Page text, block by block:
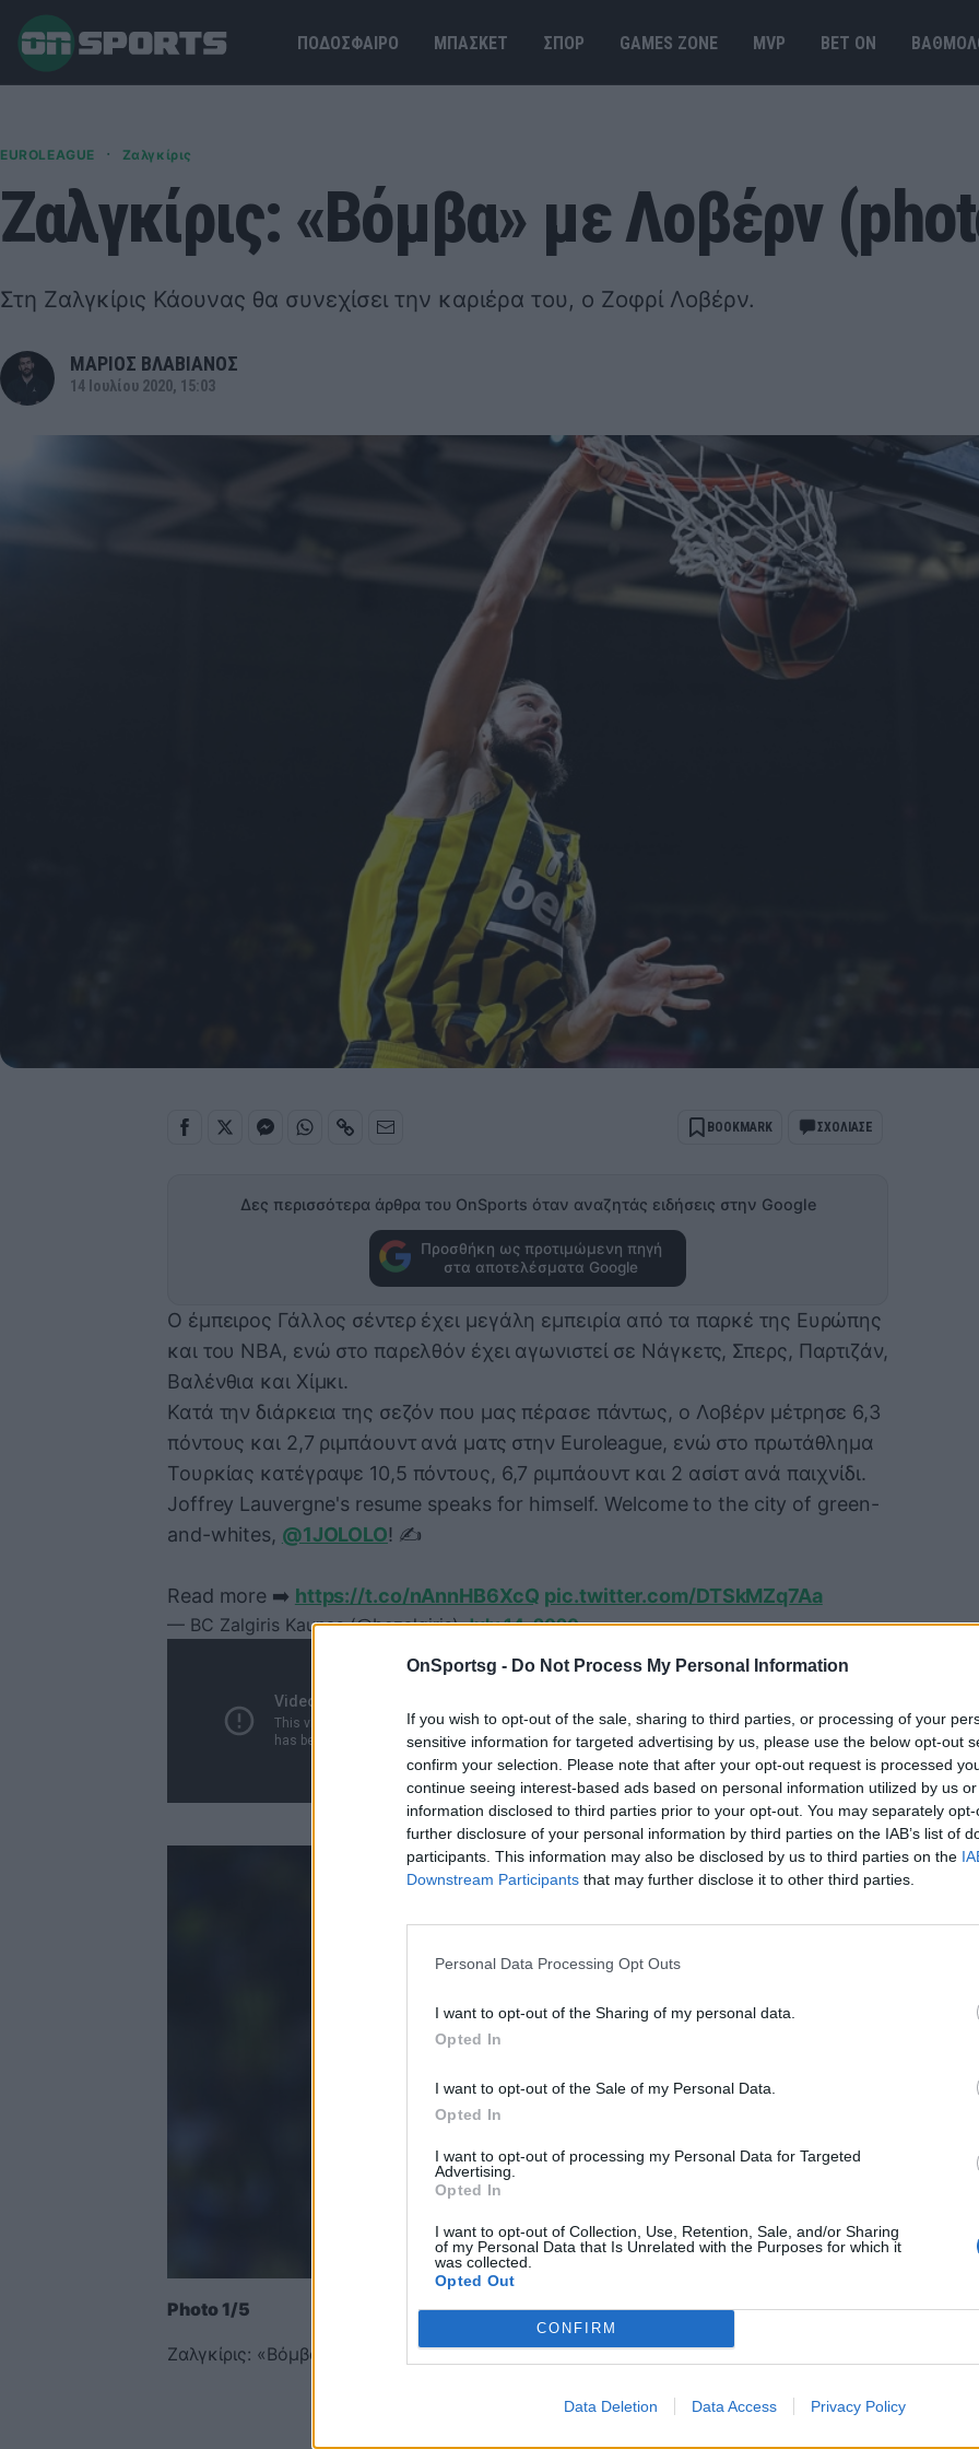
OnSportsg - Do Not Process My Personal Information
If you wish to opt-out of the sale, sharing to third parties, or processing of your
sensitive information for targeted advertising by us, please use the below opt-out
confirm your selection. Please note that after your opt-out request is processed
continue seeing interest-based ads based on personal information utilized by us
information disclosed to third parties prior to your opt-out. You may separately
further disclosure of your personal information by third parties on the IAB’s list of
participants. This information may also be disclosed by us to third parties on the
Downstream Participants that may further disclose it to other third parties.
Personal Data Processing Opt Outs
I want to opt-out of the Sharing of my personal data.
Opted In
I want to opt-out of the Sale of my Personal Data.
Opted In
I want to opt-out of processing my Personal Data for Targeted
Advertising.
Opted In
I want to opt-out of Collection, Use, Retention, Sale, and/or Sharing
of my Personal Data that Is Unrelated with the Purposes for which it
was collected.
Opted Out
CONFIRM
Data Deletion Data Access Privacy Policy
ΠΟΔΟΣΦΑΙΡΟ ΜΠΑΣΚΕΤ ΣΠΟΡ GAMES ΖΟΝΕ MVP BET ΟΝ
EUROLEAGUE · Ζαλγκίρις
Ζαλγκίρις: «Βόμβα» με Λοβέρν
Στη Ζαλγκίρις Κάουνας θα συνεχίσει την καριέρα του, ο Ζοφρί Λοβέρν.
ΜΑΡΙΟΣ ΒΛΑΒΙΑΝΟΣ
14 Ιουλίου 2020, 15:03
BOOKMARK ΣΧΟΛΙΑΣΕ
Δες περισσότερα άρθρα του OnSports όταν αναζητάς ειδήσεις στην Google
Προσθήκη ως προτιμώμενη πηγή
στα αποτελέσματα Google
Ο έμπειρος Γάλλος σέντερ έχει μεγάλη εμπειρία από τα παρκέ της Ευρώπης
και του ΝΒΑ, ενώ στο παρελθόν έχει αγωνιστεί σε Νάγκετς, Σπερς, Παρτιζάν,
Βαλένθια και Χίμκι.
Κατά την διάρκεια της σεζόν που μας πέρασε πάντως, ο Λοβέρν μέτρησε 6,3
πόντους και 2,7 ριμπάουντ ανά ματς στην Euroleague, ενώ στο πρωτάθλημα
Τουρκίας κατέγραψε 10,5 πόντους, 6,7 ριμπάουντ και 2 ασίστ ανά παιχνίδι.
Joffrey Lauvergne's resume speaks for himself. Welcome to the city of green-
and-whites, @1JOLOLO! ✍️
Read more ➡️ https://t.co/nAnnHB6XcQ pic.twitter.com/DTSkMZq7Aa
— BC Zalgiris Kaunas (@bczalgiris)July 14, 2020
Photo 1/5
Ζαλγκίρις: «Βόμβα» με Λοβέρν (photos+video)